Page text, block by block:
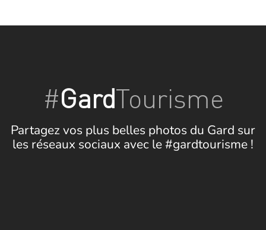
#GardTourisme
Partagez vos plus belles photos du Gard sur
les réseaux sociaux avec le #gardtourisme !